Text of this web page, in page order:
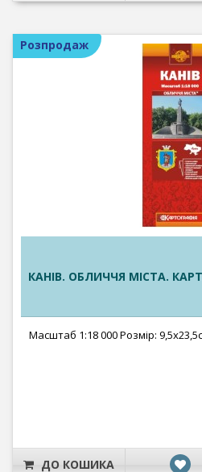
Розпродаж
КАНІВ. ОБЛИЧЧЯ МІСТА.
Масштаб 1:18 000 Розмір:
ДО КОШИКА